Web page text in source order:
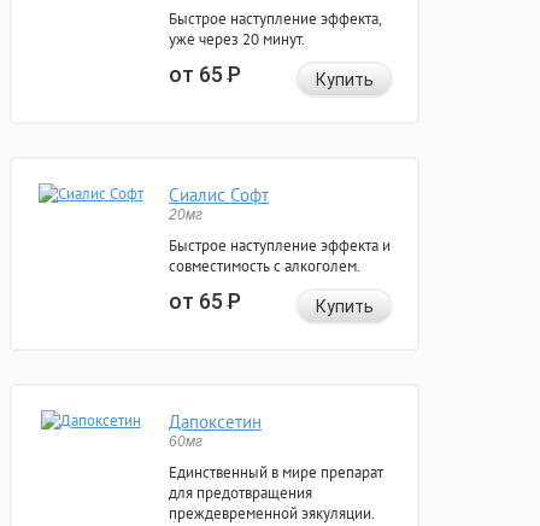
Быстрое наступление эффекта,
уже через 20 минут.
от 65Р Купить
Сиалис Софт
20мг
Быстрое наступление эффекта и
совместимость с алкоголем.
от 65Р Купить
Дапоксетин
60мг
Единственный в мире препарат
для предотвращения
преждевременной эякуляции.